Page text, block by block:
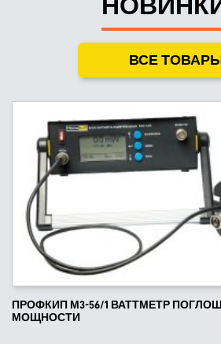
ВСЕ ТОВАРЫ
ПРОФКИП М3-56/1 ВАТТМЕТР
МОЩНОСТИ